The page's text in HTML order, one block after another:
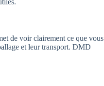
de voir clairement ce que vous
et leur transport. DMD